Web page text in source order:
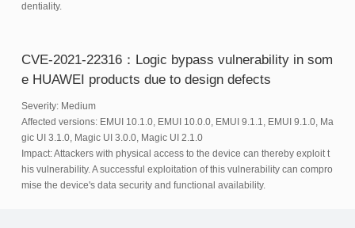
dentiality.
CVE-2021-22316：Logic bypass vulnerability in som
e HUAWEI products due to design defects
Severity: Medium
Affected versions: EMUI 10.1.0, EMUI 10.0.0, EMUI 9.1.1, EMUI 9.1.0, Ma
gic UI 3.1.0, Magic UI 3.0.0, Magic UI 2.1.0
Impact: Attackers with physical access to the device can thereby exploit t
his vulnerability. A successful exploitation of this vulnerability can compro
mise the device's data security and functional availability.